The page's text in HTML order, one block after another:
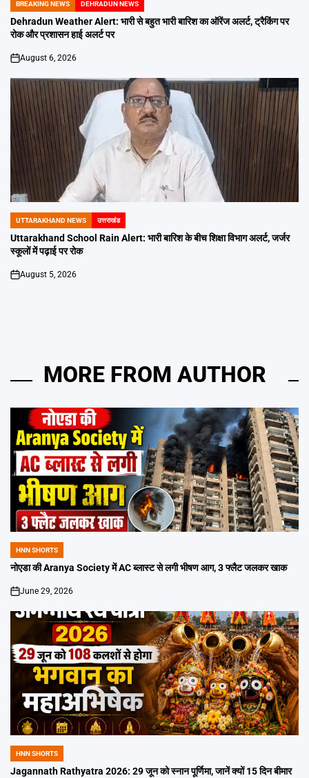
POSTED
IN
BREAKING NEWS DEHRADUN NEWS
Dehradun Weather Alert: भारी से बहुत भारी बारिश का ऑरेंज अलर्ट, ट्रैकिंग पर
रोक और प्रशासन हाई अलर्ट पर
on
August 6, 2026
POSTED
IN
UTTARAKHAND NEWS उत्तराखंड
Uttarakhand School Rain Alert: भारी बारिश के बीच शिक्षा विभाग अलर्ट, जर्जर
स्कूलों में पढ़ाई पर रोक
on
August 5, 2026
MORE FROM AUTHOR
POSTED
IN
HNN SHORTS
नोएडा की Aranya Society में AC ब्लास्ट से लगी भीषण आग, 3 फ्लैट जलकर खाक
on
June 29, 2026
POSTED
IN
HNN SHORTS
Jagannath Rathyatra 2026: 29 जून को स्नान पूर्णिमा, जानें क्यों 15 दिन बीमार